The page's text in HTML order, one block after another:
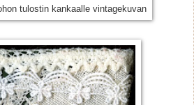
tulostin kankaalle vintagekuvan